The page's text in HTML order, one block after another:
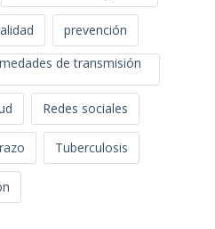
prevención
de transmisión
Redes sociales
Tuberculosis